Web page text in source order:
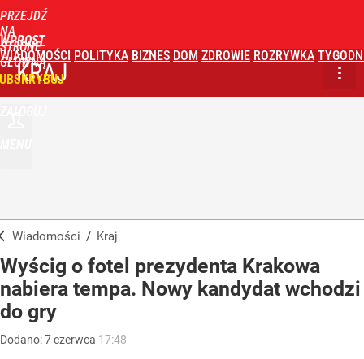
PRZEJDŹ
NA
STRONĘ
GŁÓWNĄ
WPROST
WIADOMOŚCI POLITYKA BIZNES DOM ZDROWIE ROZRYWKA
KRAJ
Wiadomości / Kraj
Wyścig o fotel prezydenta Krakowa
nabiera tempa. Nowy kandydat wchodzi
do gry
Dodano:7czerwca 17:48